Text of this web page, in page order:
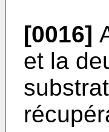
[0016]
et la